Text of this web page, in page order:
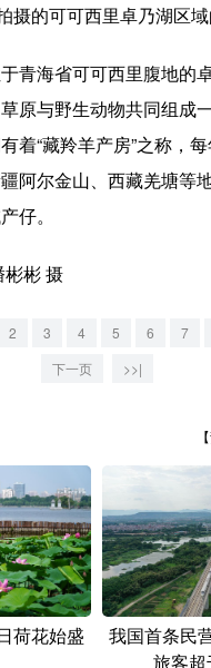
乡村振兴 银龄
旅游 能源
娱乐 时尚
一带一路 亚太网
河南 湖北
广西 海南
贵州 云南
甘肃 青海
的可可西里卓乃湖区域
海省可可西里腹地的
原与野生动物共同组成
着“藏羚羊产房”之称，
阿尔金山、西藏羌塘等
仔。
彬 摄
2 3 4 5 6 7
下一页
>>|
荷花始盛
我国首条民
旅客